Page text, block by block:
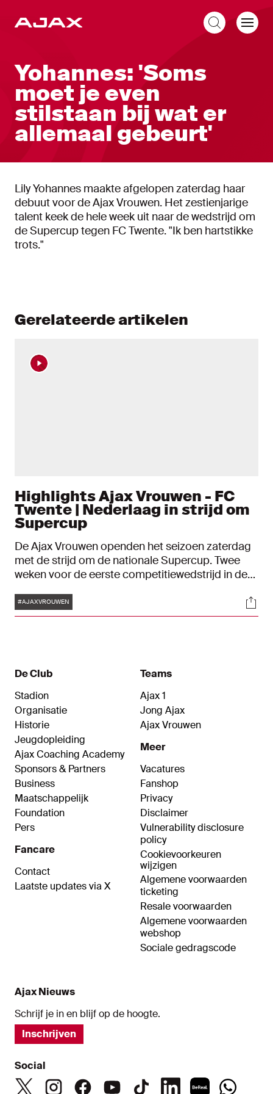
Yohannes: 'Soms
moet je even
stilstaan bij wat er
allemaal gebeurt'
Lily Yohannes maakte afgelopen zaterdag haar
debuut voor de Ajax Vrouwen. Het zestienjarige
talent keek de hele week uit naar de wedstrijd om
de Supercup tegen FC Twente. "Ik ben hartstikke
trots."
Gerelateerde artikelen
Highlights Ajax Vrouwen - FC
Twente | Nederlaag in strijd om
Supercup
De Ajax Vrouwen openden het seizoen zaterdag
met de strijd om de nationale Supercup. Twee
weken voor de eerste competitiewedstrijd in de
Bakker pijnlijk onderuit. Op sportcomplex de
Toekomst versloeg bekerhouder FC Twente de
Tags
#AJAXVROUWEN
De Club
Stadion
Organisatie
Historie
Jeugdopleiding
Ajax Coaching Academy
Sponsors & Partners
Business
Maatschappelijk
Foundation
Pers
Fancare
Contact
Laatste updates via X
Teams
Ajax 1
Jong Ajax
Ajax Vrouwen
Meer
Vacatures
Fanshop
Privacy
Disclaimer
Vulnerability disclosure
policy
Cookievoorkeuren
wijzigen
Algemene voorwaarden
ticketing
Resale voorwaarden
Algemene voorwaarden
webshop
Sociale gedragscode
Ajax Nieuws
Schrijf je in en blijf op de hoogte.
Inschrijven
Social